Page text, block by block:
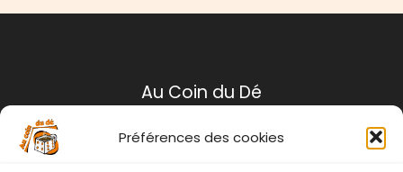
Préférences des cookies
Au Coin du Dé